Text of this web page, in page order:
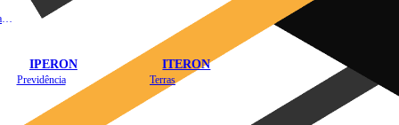
IPERON
Previdência
ITERON
Terras